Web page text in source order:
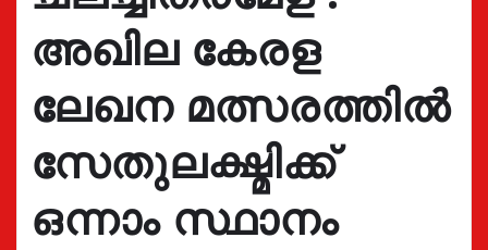
അഖില കേരള
ലേഖന മത്സരത്തിൽ
സേതുലക്ഷ്മിക്ക്
ഒന്നാം സ്ഥാനം